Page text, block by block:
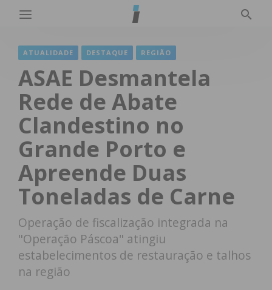
ATUALIDADE DESTAQUE REGIÃO
ASAE Desmantela
Rede de Abate
Clandestino no
Grande Porto e
Apreende Duas
Toneladas de Carne
Operação de fiscalização integrada na
"Operação Páscoa" atingiu
estabelecimentos de restauração e talhos
na região